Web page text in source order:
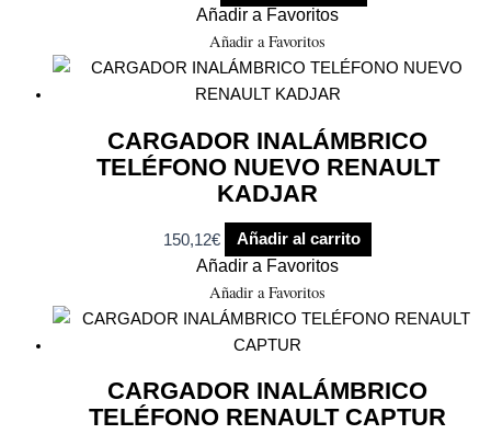
Añadir a Favoritos
Añadir a Favoritos
CARGADOR INALÁMBRICO
TELÉFONO NUEVO RENAULT
KADJAR
150,12€ Añadir al carrito
Añadir a Favoritos
Añadir a Favoritos
CARGADOR INALÁMBRICO
TELÉFONO RENAULT CAPTUR